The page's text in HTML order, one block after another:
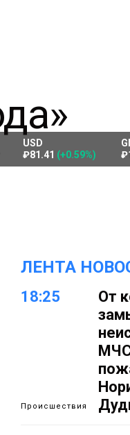
USD
₽81.41 (+0.59%)
ЛЕНТА
18:25
Происшествия
От